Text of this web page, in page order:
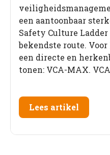
een aantoonbaar
Safety Culture
bekendste route.
een directe en
tonen: VCA-MAX.
Lees artikel